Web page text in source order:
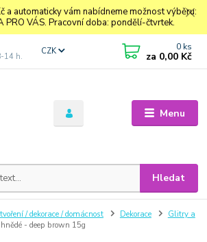
a automaticky vám nabídneme možnost výběru:
PRO VÁS. Pracovní doba: pondělí-čtvrtek.
Menu
CZK
Hledat
14 h.
0 ks
za 0,00 Kč
/ dekorace / domácnost Dekorace
Glitry a
- deep brown 15g